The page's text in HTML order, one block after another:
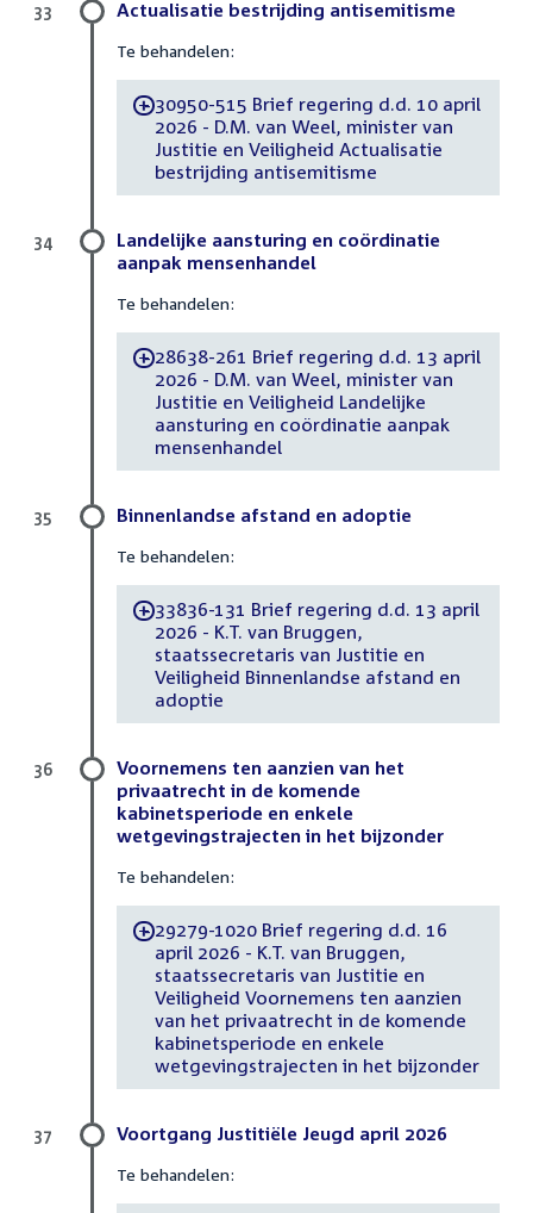
Actualisatie bestrijding antisemitisme
Te behandelen:
-30950-515 Brief regering d.d. 10 april
2026 - D.M. van Weel, minister van
Justitie en Veiligheid Actualisatie
bestrijding antisemitisme
33
Landelijke aansturing en coördinatie
aanpak mensenhandel
Te behandelen:
-28638-261 Brief regering d.d. 13 april
2026 - D.M. van Weel, minister van
Justitie en Veiligheid Landelijke
aansturing en coördinatie aanpak
mensenhandel
34
Binnenlandse afstand en adoptie
Te behandelen:
-33836-131 Brief regering d.d. 13 april
2026 - K.T. van Bruggen,
staatssecretaris van Justitie en
Veiligheid Binnenlandse afstand en
adoptie
35
Voornemens ten aanzien van het
privaatrecht in de komende
kabinetsperiode en enkele
wetgevingstrajecten in het bijzonder
Te behandelen:
-29279-1020 Brief regering d.d. 16
april 2026 - K.T. van Bruggen,
staatssecretaris van Justitie en
Veiligheid Voornemens ten aanzien
van het privaatrecht in de komende
kabinetsperiode en enkele
wetgevingstrajecten in het bijzonder
36
Voortgang Justitiële Jeugd april 2026
Te behandelen:
37